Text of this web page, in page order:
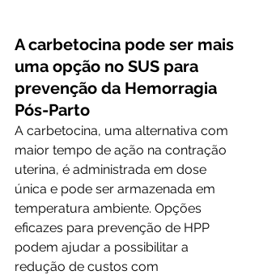
A carbetocina pode ser mais
uma opção no SUS para
prevenção da Hemorragia
Pós-Parto
A carbetocina, uma alternativa com
maior tempo de ação na contração
uterina, é administrada em dose
única e pode ser armazenada em
temperatura ambiente. Opções
eficazes para prevenção de HPP
podem ajudar a possibilitar a
redução de custos com